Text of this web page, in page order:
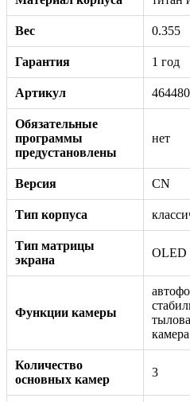
Вес 0.355
Гарантия 1 год
Артикул
Обязательные
программы
предустановлены
нет
Версия CN
Тип корпуса
Тип матрицы
экрана
OLED
Функции камеры
камера
Количество
основных камер
3